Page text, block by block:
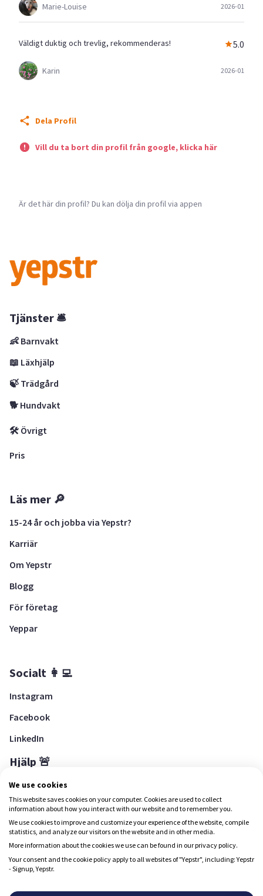
Marie-Louise 2026-01
Väldigt duktig och trevlig, rekommenderas! 5.0
Karin 2026-01
Dela Profil
Vill du ta bort din profil från google, klicka här
Är det här din profil? Du kan dölja din profil via appen
Tjänster 🛎
👶 Barnvakt
📖 Läxhjälp
🍃 Trädgård
🐕 Hundvakt
🛠 Övrigt
Pris
Läs mer 🔎
15-24 år och jobba via Yepstr?
Karriär
Om Yepstr
Blogg
För företag
Yeppar
Socialt 👩‍💻
Instagram
Facebook
LinkedIn
Hjälp 🚨
Hjälpcenter
Ladda ned Yepstr
Ladda ned Yepstr
upplevelse.
We use cookies
This website saves cookies on your computer. Cookies are used to collect
information about how you interact with our website and to remember you.
We use cookies to improve and customize your experience of the website, compile
statistics, and analyze our visitors on the website and in other media.
More information about the cookies we use can be found in our privacy policy.
Your consent and the cookie policy apply to all websites of "Yepstr", including: Yepstr
- Signup, Yepstr.